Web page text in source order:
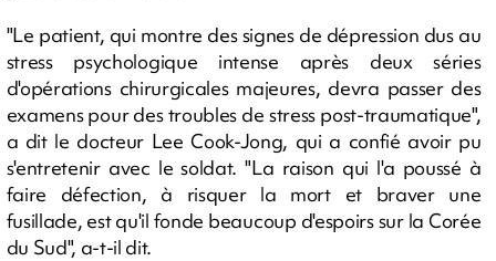
"Le patient, qui montre des signes de dépression dus au
stress psychologique intense après deux séries
d'opérations chirurgicales majeures, devra passer des
examens pour des troubles de stress post-traumatique",
a dit le docteur Lee Cook-Jong, qui a confié avoir pu
s'entretenir avec le soldat. "La raison qui l'a poussé à
faire défection, à risquer la mort et braver une
fusillade, est qu'il fonde beaucoup d'espoirs sur la Corée
du Sud", a-t-il dit.